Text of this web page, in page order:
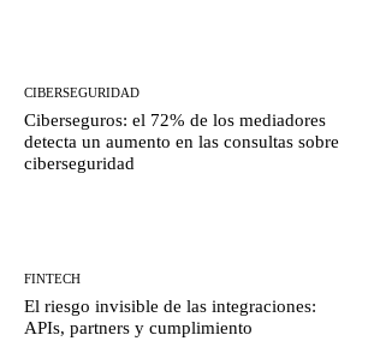
CIBERSEGURIDAD
Ciberseguros: el 72% de los mediadores
detecta un aumento en las consultas sobre
ciberseguridad
FINTECH
El riesgo invisible de las integraciones:
APIs, partners y cumplimiento